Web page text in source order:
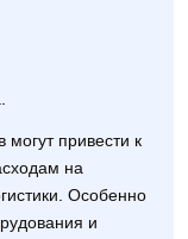
привести к
на
Особенно
и